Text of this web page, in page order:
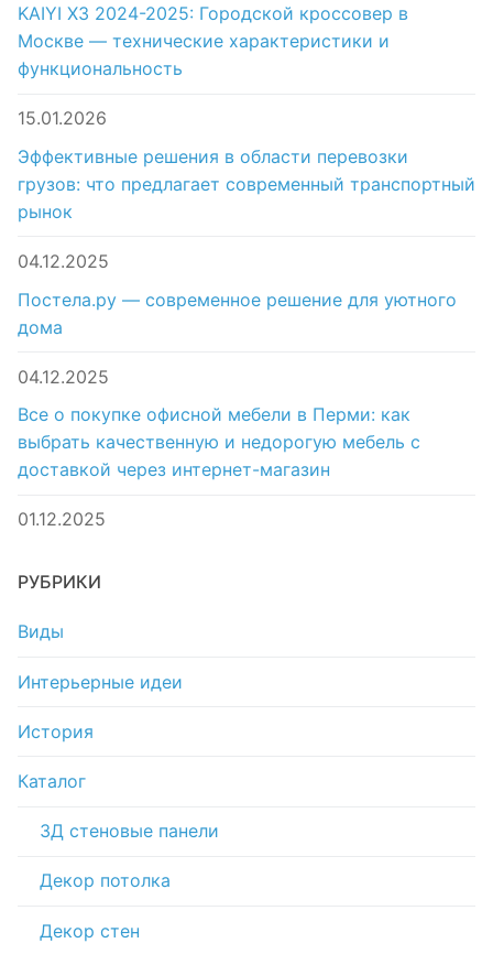
KAIYI X3 2024-2025: Городской кроссовер в
Москве — технические характеристики и
функциональность
15.01.2026
Эффективные решения в области перевозки
грузов: что предлагает современный транспортный
рынок
04.12.2025
Постела.ру — современное решение для уютного
дома
04.12.2025
Все о покупке офисной мебели в Перми: как
выбрать качественную и недорогую мебель с
доставкой через интернет-магазин
01.12.2025
РУБРИКИ
Виды
Интерьерные идеи
История
Каталог
3Д стеновые панели
Декор потолка
Декор стен